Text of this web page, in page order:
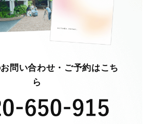
問い合わせ・ご予約はこち
ら